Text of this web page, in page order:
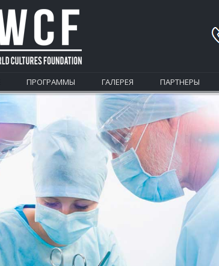
ПРОГРАММЫ ГАЛЕРЕЯ ПАРТНЕРЫ